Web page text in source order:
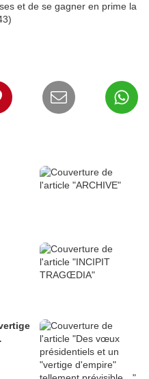
et de se gagner en prime la